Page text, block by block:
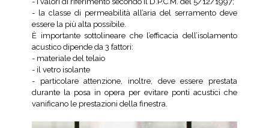
- la classe di permeabilità all’aria del serramento deve
essere la più alta possibile.
È importante sottolineare che l’efficacia dell’isolamento
acustico dipende da 3 fattori:
- materiale del telaio
- il vetro isolante
- particolare attenzione, inoltre, deve essere prestata
durante la posa in opera per evitare ponti acustici che
vanificano le prestazioni della finestra.